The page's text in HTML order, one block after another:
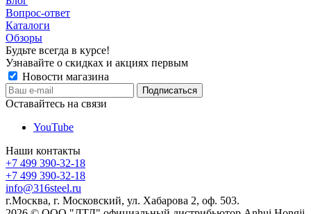
Вопрос-ответ
Каталоги
Обзоры
Будьте всегда в курсе!
Узнавайте о скидках и акциях первым
Новости магазина
Оставайтесь на связи
YouTube
Наши контакты
+7 499 390-32-18
+7 499 390-32-18
info@316steel.ru
г.Москва, г. Московский, ул. Хабарова 2, оф. 503.